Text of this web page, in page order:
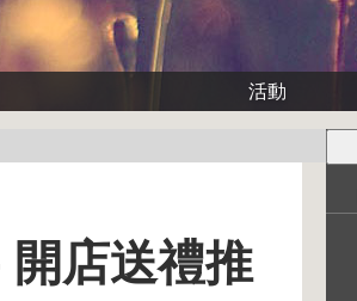
活動
開店送禮推